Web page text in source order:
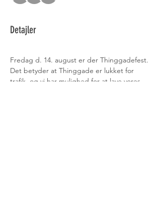
Detajler
Fredag d. 14. august er der Thinggadefest.
Det betyder at Thinggade er lukket for
trafik, og vi har mulighed for at lave vores